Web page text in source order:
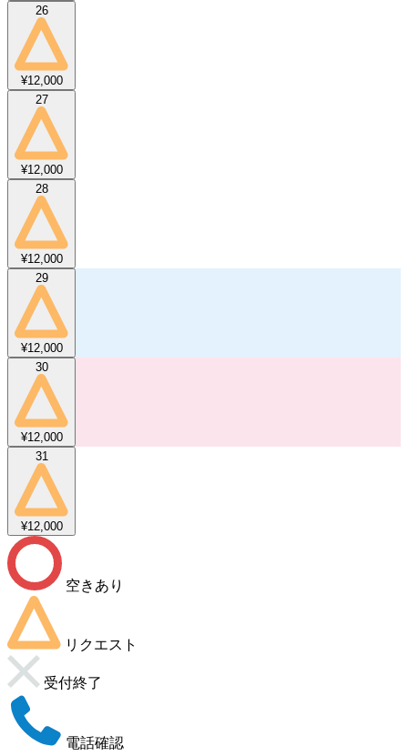
26
¥12,000
27
¥12,000
28
¥12,000
29
¥12,000
30
¥12,000
31
¥12,000
空きあり
リクエスト
受付終了
電話確認